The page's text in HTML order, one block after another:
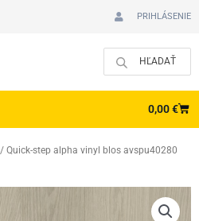
PRIHLÁSENIE
0,00€
/ Quick-step alpha vinyl blos avspu40280